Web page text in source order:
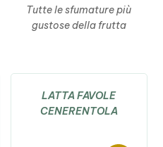
Tutte le sfumature più
gustose della frutta
LATTA FAVOLE
CENERENTOLA